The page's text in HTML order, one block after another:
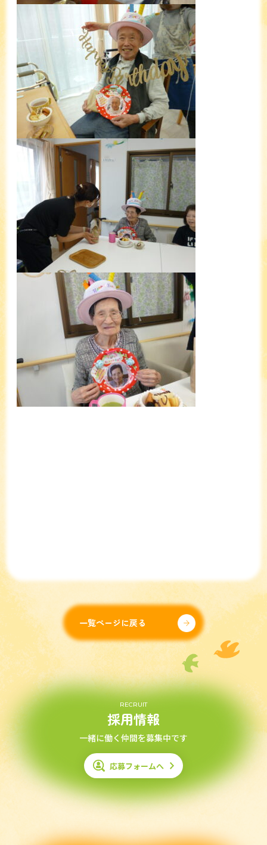
一覧ページに戻る
RECRUIT
採用情報
一緒に働く仲間を募集中です
応募フォームへ